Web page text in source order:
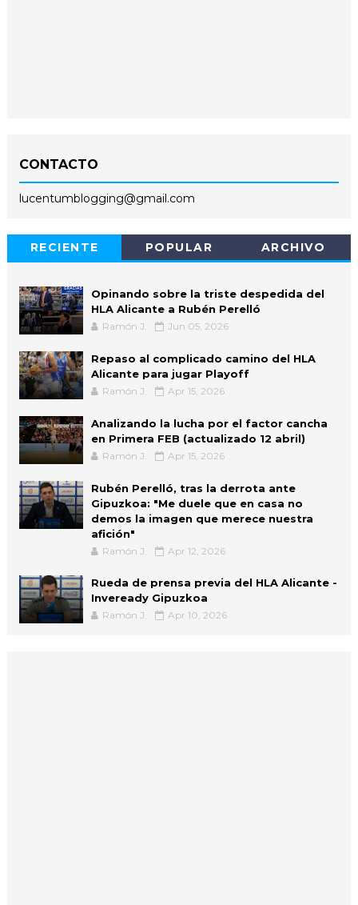
CONTACTO
lucentumblogging@gmail.com
RECIENTE POPULAR ARCHIVO
Opinando sobre la triste despedida del
HLA Alicante a Rubén Perelló
Ramón J. Jun 05, 2026
Repaso al complicado camino del HLA
Alicante para jugar Playoff
Ramón J. Apr 15, 2026
Analizando la lucha por el factor cancha
en Primera FEB (actualizado 12 abril)
Ramón J. Apr 15, 2026
Rubén Perelló, tras la derrota ante
Gipuzkoa: "Me duele que en casa no
demos la imagen que merece nuestra
afición"
Ramón J. Apr 12, 2026
Rueda de prensa previa del HLA Alicante -
Inveready Gipuzkoa
Ramón J. Apr 10, 2026